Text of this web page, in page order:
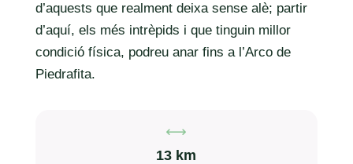
d’aquests que realment deixa sense alè; partir
d’aquí, els més intrèpids i que tinguin millor
condició física, podreu anar fins a l’Arco de
Piedrafita.
,
13 km